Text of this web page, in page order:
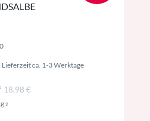
Lieferzeit ca. 1-3 Werktage
inkl. MwSt. ggf. zzgl. Versand
18,98 €
2Preise inkl. MwSt. ggf. zzgl. Versand